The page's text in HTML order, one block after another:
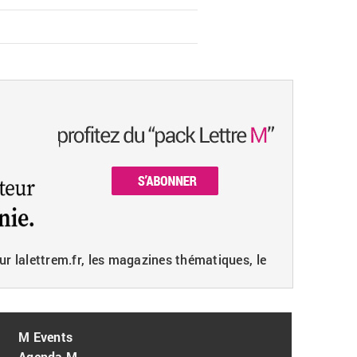
lalettrem.fr, les magazines thématiques, le
M Events